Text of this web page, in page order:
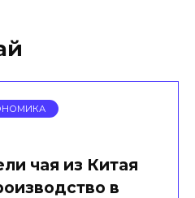
чая из Китая
в